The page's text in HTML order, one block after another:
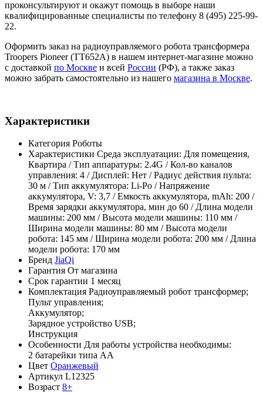
проконсультируют и окажут помощь в выборе наши
квалифицированные специалисты по телефону 8 (495) 225-99-
22.
Оформить заказ на радиоуправляемого робота трансформера
Troopers Pioneer (TT652A) в нашем интернет-магазине можно
с доставкой по Москве и всей России (РФ), а также заказ
можно забрать самостоятельно из нашего магазина в Москве.
Характеристики
Категория Роботы
Характеристики Среда эксплуатации: Для помещения,
Квартира / Тип аппаратуры: 2.4G / Кол-во каналов
управления: 4 / Дисплей: Нет / Радиус действия пульта:
30 м / Тип аккумулятора: Li-Po / Напряжение
аккумулятора, V: 3,7 / Емкость аккумулятора, mAh: 200 /
Время зарядки аккумулятора, мин до 60 / Длина модели
машины: 200 мм / Высота модели машины: 110 мм /
Ширина модели машины: 80 мм / Высота модели
робота: 145 мм / Ширина модели робота: 200 мм / Длина
модели робота: 170 мм
Бренд JiaQi
Гарантия От магазина
Срок гарантии 1 месяц
Комплектация Радиоуправляемый робот трансформер;
Пульт управления;
Аккумулятор;
Зарядное устройство USB;
Инструкция
Особенности Для работы устройства необходимы:
2 батарейки типа АА
Цвет Оранжевый
Артикул L12325
Возраст 8+